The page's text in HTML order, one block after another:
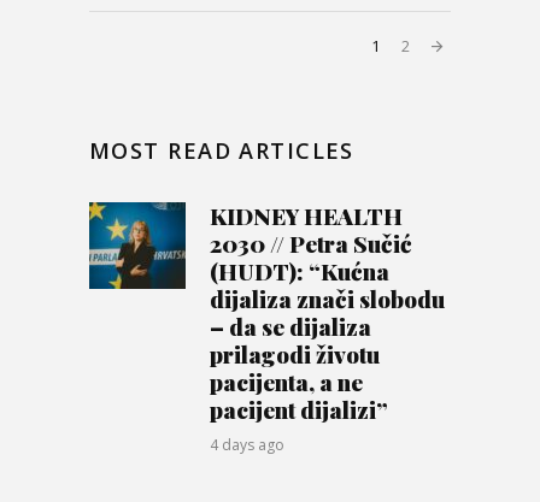
1 2
MOST READ ARTICLES
KIDNEY HEALTH
2030 // Petra Sučić
(HUDT): “Kućna
dijaliza znači slobodu
– da se dijaliza
prilagodi životu
pacijenta, a ne
pacijent dijalizi”
4 days ago